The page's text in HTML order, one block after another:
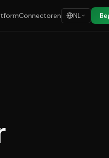
Connectoren NL